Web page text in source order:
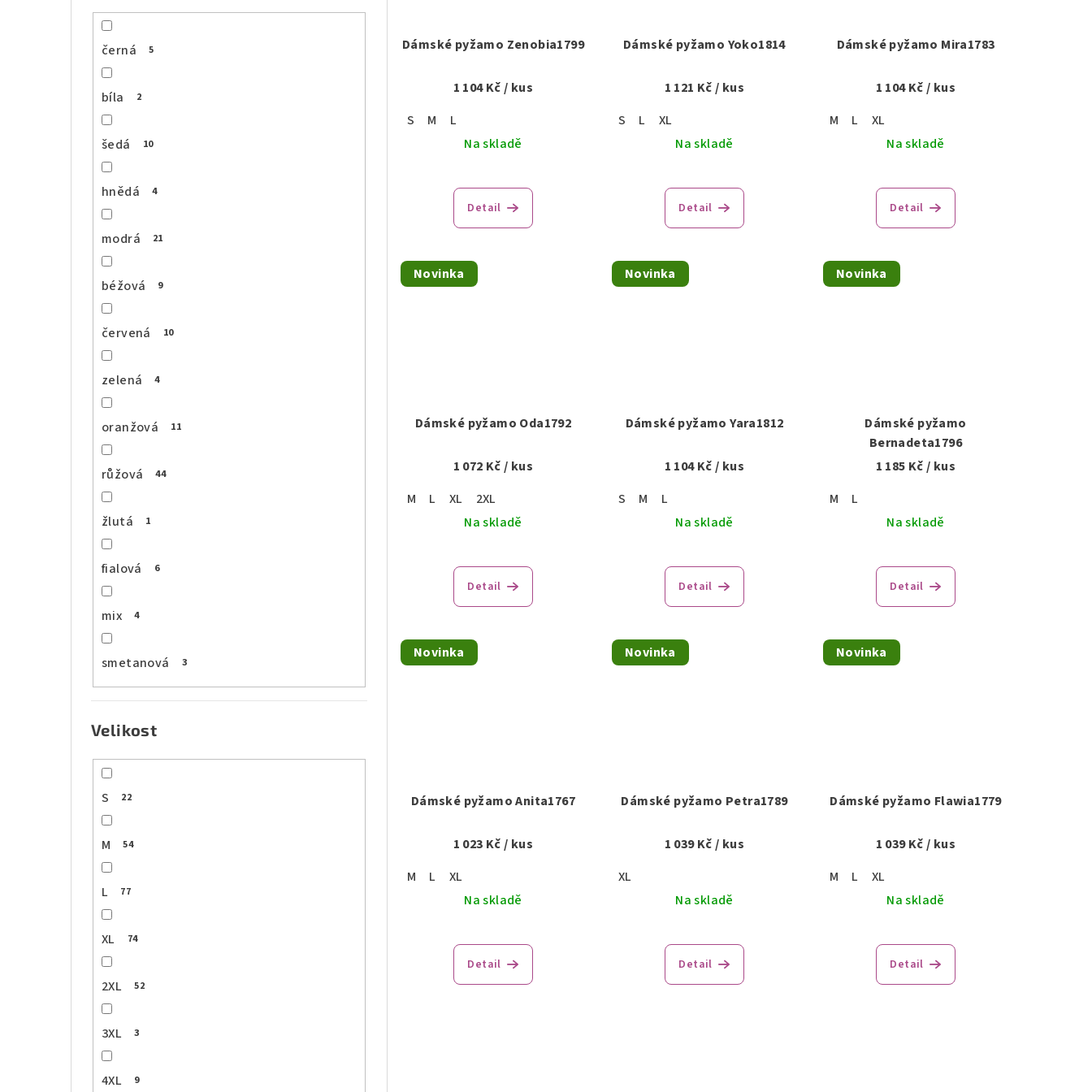
černá 5
bíla 2
šedá 10
hnědá 4
modrá 21
béžová 9
červená 10
zelená 4
oranžová 11
růžová 44
žlutá 1
fialová 6
mix 4
smetanová 3
Velikost
S 22
M 54
L 77
XL 74
2XL 52
3XL 3
4XL 9
Dámské pyžamo Zenobia1799
1 104 Kč/ kus
S
M
L
Na skladě
Detail
Dámské pyžamo Yoko1814
1 121 Kč/ kus
S
L
XL
Na skladě
Detail
Dámské pyžamo Mira1783
1 104 Kč/ kus
M
L
XL
Na skladě
Detail
Novinka
Dámské pyžamo Oda1792
1 072 Kč/ kus
M
L XL
2XL
Na skladě
Detail
Novinka
Dámské pyžamo Yara1812
1 104 Kč/ kus
S
M
L
Na skladě
Detail
Novinka
Dámské pyžamo
Bernadeta1796
1 185 Kč/ kus
M
L
Na skladě
Detail
Novinka
Dámské pyžamo Anita1767
1 023 Kč/ kus
M
L
XL
Na skladě
Detail
Novinka
Dámské pyžamo Petra1789
1 039 Kč/ kus
XL
Na skladě
Detail
Novinka
Dámské pyžamo Flawia1779
1 039 Kč/ kus
M
L
XL
Na skladě
Detail